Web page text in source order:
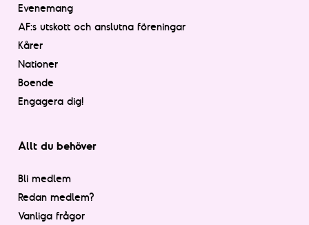
Evenemang
AF:s utskott och anslutna föreningar
Kårer
Nationer
Boende
Engagera dig!
Allt du behöver
Bli medlem
Redan medlem?
Vanliga frågor